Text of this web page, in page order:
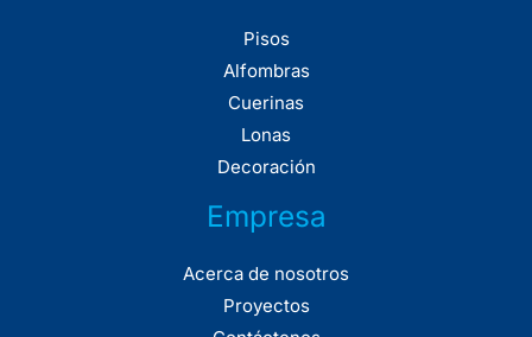
Pisos
Alfombras
Cuerinas
Lonas
Decoración
Empresa
Acerca de nosotros
Proyectos